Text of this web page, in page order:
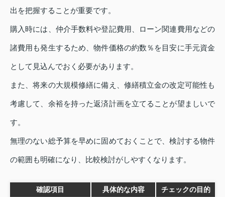
出を把握することが重要です。
購入時には、仲介手数料や登記費用、ローン関連費用などの
諸費用も発生するため、物件価格の約数％を目安に手元資金
として見込んでおく必要があります。
また、将来の大規模修繕に備え、修繕積立金の改定可能性も
考慮して、余裕を持った返済計画を立てることが望ましいで
す。
無理のない総予算を早めに固めておくことで、検討する物件
の範囲も明確になり、比較検討がしやすくなります。
確認項目 具体的な内容 チェックの目的